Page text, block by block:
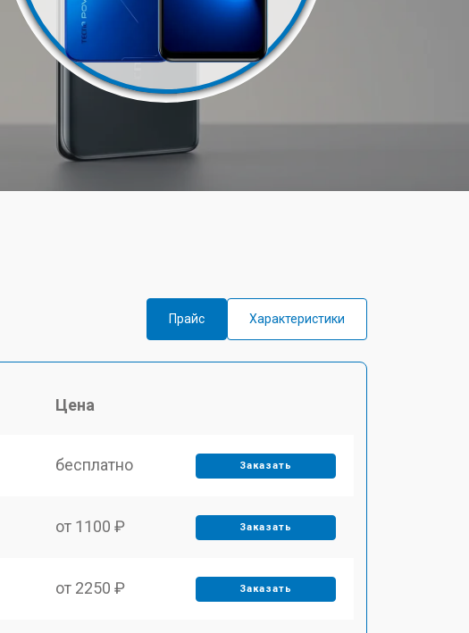
Прайс
Характеристики
Цена
бесплатно Заказать
от 1100 ₽ Заказать
от 2250 ₽ Заказать